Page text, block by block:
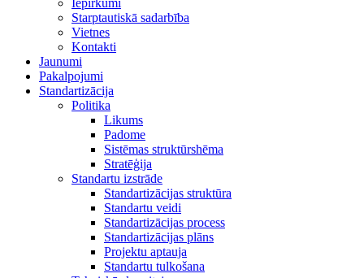
Iepirkumi
Starptautiskā sadarbība
Vietnes
Kontakti
Jaunumi
Pakalpojumi
Standartizācija
Politika
Likums
Padome
Sistēmas struktūrshēma
Stratēģija
Standartu izstrāde
Standartizācijas struktūra
Standartu veidi
Standartizācijas process
Standartizācijas plāns
Projektu aptauja
Standartu tulkošana